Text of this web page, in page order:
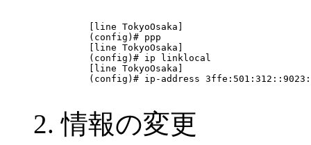
[line TokyoOsaka]
(config)# ppp
[line TokyoOsaka]
(config)# ip linklocal
[line TokyoOsaka]
(config)# ip-address
情報の変更